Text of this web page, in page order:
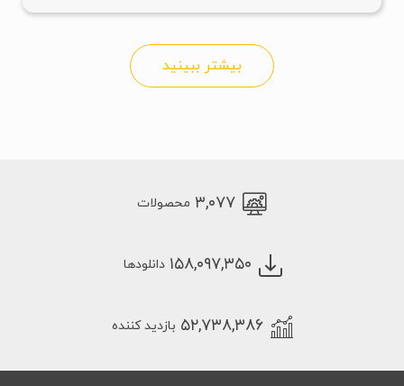
بیشتر ببینید
۳,۰۷۷ محصولات
۱۵۸,۰۹۷,۳۵۰ دانلودها
۵۲,۷۳۸,۳۸۶ بازدید کننده